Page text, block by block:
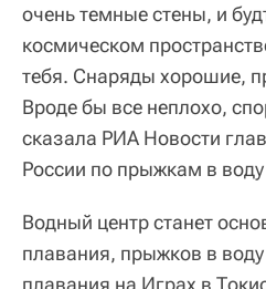
очень темные стены, и
космическом
тебя. Снаряды хорошие,
Вроде бы все неплохо,
сказала РИА Новости
России по прыжкам в
Водный центр станет
плавания, прыжков в
плавания на Играх в